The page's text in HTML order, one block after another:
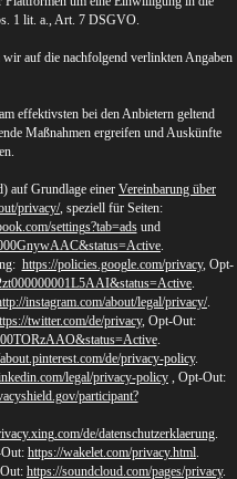
1 lit. a., Art. 7 DSGVO.
auf die nachfolgend verlinkten Angaben
effektivsten bei den Anbietern geltend
Maßnahmen ergreifen und Auskünfte
auf Grundlage einer Vereinbarung über
privacy/, speziell für Seiten:
settings?tab=adsund
.
https://policies.google.com/privacy, Opt-
.
instagram.com/about/legal/privacy/.
twitter.com/de/privacy, Opt-Out:
.
de/privacy-policy.
legal/privacy-policy , Opt-Out:
participant?
de/datenschutzerklaerung.
https://wakelet.com/privacy.html.
https://soundcloud.com/pages/privacy.